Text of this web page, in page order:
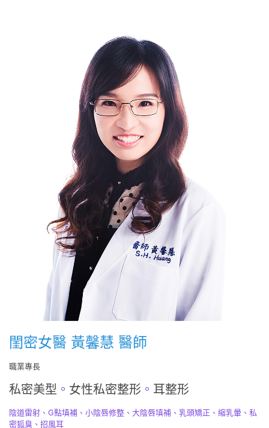
閨密女醫 黃馨慧 醫師
職業專長
私密美型 。 女性私密整形 。 耳整形
陰道雷射、G點填補、小陰唇修整、大陰唇填補、乳頭矯正、縮乳暈、私
密狐臭、招風耳